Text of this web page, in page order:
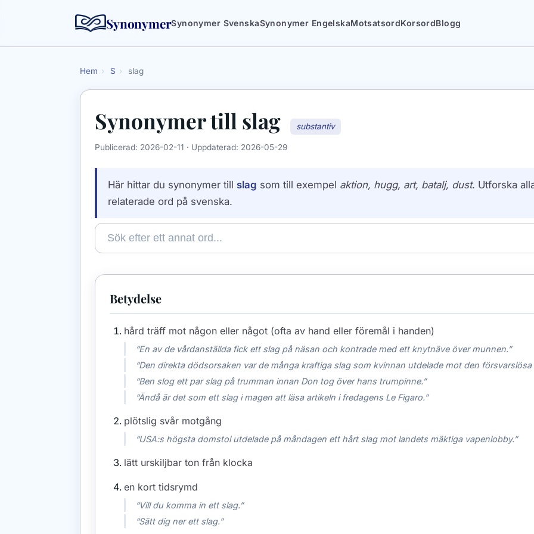
SynonymerSynonymer SvenskaSynonymer EngelskaMotsatsordKorsordBlogg
Hem › S › slag
Synonymer till slag substantiv
Publicerad: 2026-02-11 · Uppdaterad: 2026-05-29
Här hittar du synonymer till slag som till exempel aktion, hugg, art, batalj, dust. Utforska
relaterade ord på svenska.
Betydelse
hård träff mot någon eller något (ofta av hand eller föremål i handen)
“En av de vårdanställda fick ett slag på näsan och kontrade med ett knytnäve över munnen.”
“Den direkta dödsorsaken var de många kraftiga slag som kvinnan utdelade mot den försvarslösa
“Ben slog ett par slag på trumman innan Don tog över hans trumpinne.”
“Ändå är det som ett slag i magen att läsa artikeln i fredagens Le Figaro.”
plötslig svår motgång
“USA:s högsta domstol utdelade på måndagen ett hårt slag mot landets mäktiga vapenlobby.”
lätt urskiljbar ton från klocka
en kort tidsrymd
“Vill du komma in ett slag.”
“Sätt dig ner ett slag.”